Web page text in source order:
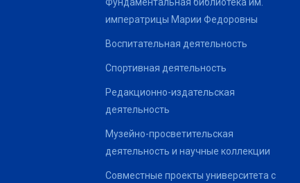
императрицы Марии Федоровны
Воспитательная деятельность
Спортивная деятельность
Редакционно-издательская
деятельность
Музейно-просветительская
деятельность и научные коллекции
Совместные проекты университета с